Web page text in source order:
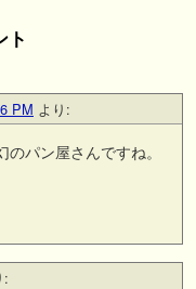
PM より:
パン屋さんですね。
: